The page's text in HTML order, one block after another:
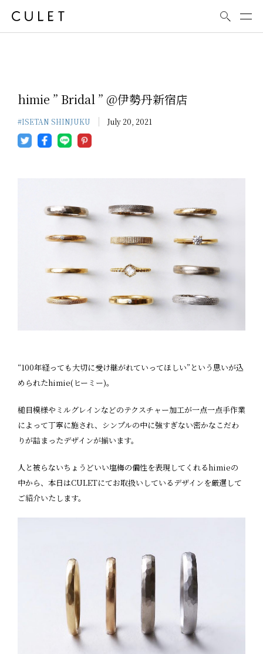
News
himie ” Bridal ” @伊勢丹新宿店
#ISETAN SHINJUKU July 20, 2021
“100年経っても大切に受け継がれていってほしい”という思いが込
められたhimie(ヒーミー)。
槌目模様やミルグレインなどのテクスチャー加工が一点一点手作業
によって丁寧に施され、シンプルの中に強すぎない密かなこだわ
りが詰まったデザインが揃います。
人と被らないちょうどいい塩梅の個性を表現してくれるhimieの
中から、本日はCULETにてお取扱いしているデザインを厳選して
ご紹介いたします。